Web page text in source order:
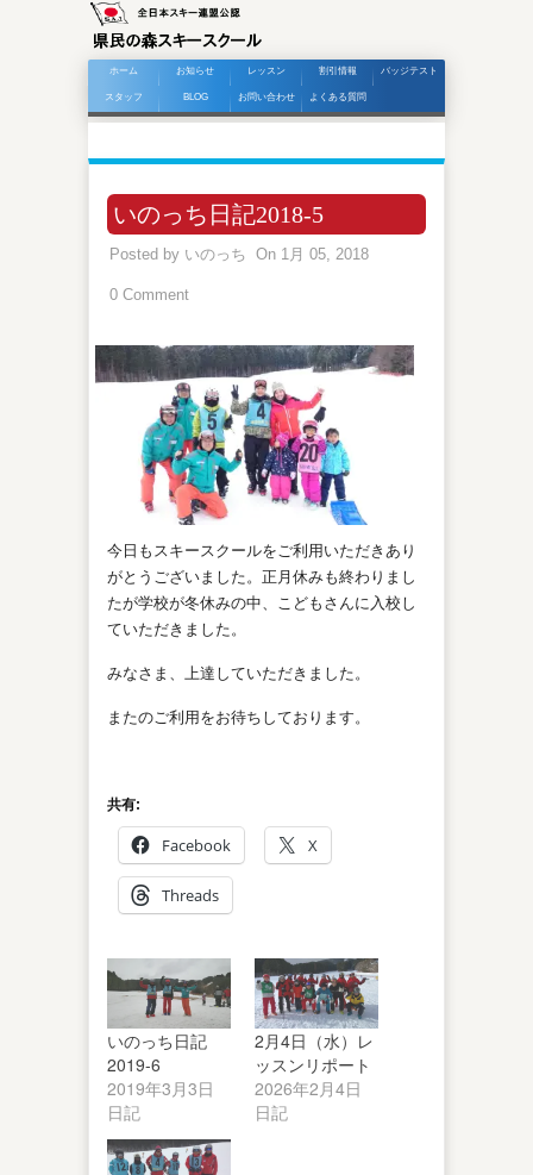
ホーム お知らせ レッスン 割引情報 バッジテスト
スタッフ BLOG お問い合わせ よくある質問
いのっち日記2018-5
Posted by いのっち On 1月 05, 2018
0 Comment
今日もスキースクールをご利用いただきあり
がとうございました。正月休みも終わりまし
たが学校が冬休みの中、こどもさんに入校し
ていただきました。
みなさま、上達していただきました。
またのご利用をお待ちしております。
共有:
Facebook X
Threads
いのっち日記
2019-6
2019年3月3日
日記
2月4日（水）レ
ッスンリポート
2026年2月4日
日記